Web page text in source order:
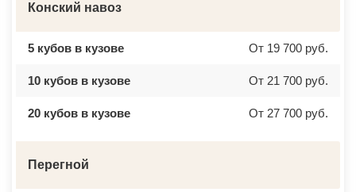
Конский навоз
5 кубов в кузове От 19 700 руб.
10 кубов в кузове От 21 700 руб.
20 кубов в кузове От 27 700 руб.
Перегной